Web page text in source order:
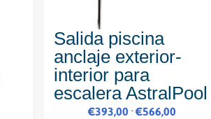
Salida piscina
anclaje exterior-
interior para
escalera AstralPool
€393,00 -€566,00
Rango